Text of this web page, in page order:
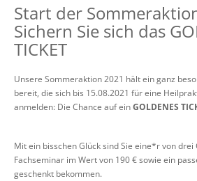
Start der
Sichern Sie sich das
TICKET
Unsere Sommeraktion 2021 hält ein ganz
bereit, die sich bis 15.08.2021 für eine
anmelden: Die Chance auf einGOLDENES
Mit ein bisschen Glück sind Sie eine*r von
Fachseminar im Wert von 190 € sowie ein
geschenkt bekommen.